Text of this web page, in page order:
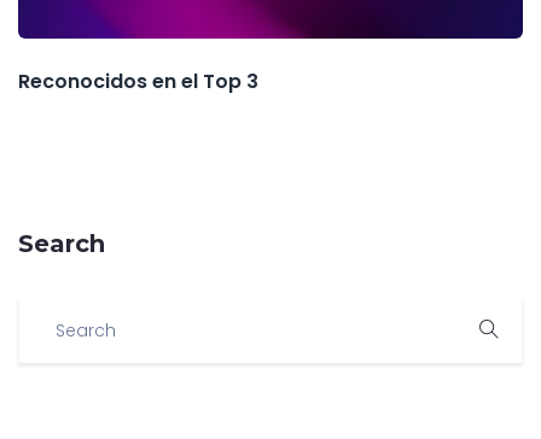
Reconocidos en el Top 3
Search